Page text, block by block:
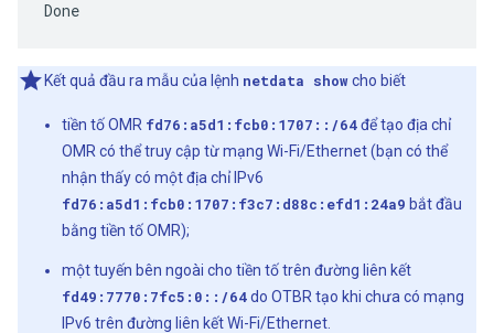
Kết quả đầu ra mẫu của lệnh netdata showcho biết
tiền tố OMR fd76:a5d1:fcb0:1707::/64để tạo địa chỉ
OMR có thể truy cập từ mạng Wi-Fi/Ethernet (bạn có thể
nhận thấy có một địa chỉ IPv6
fd76:a5d1:fcb0:1707:f3c7:d88c:efd1:24a9 bắt đầu
bằng tiền tố OMR);
một tuyến bên ngoài cho tiền tố trên đường liên kết
fd49:7770:7fc5:0::/64do OTBR tạo khi chưa có mạng
IPv6 trên đường liên kết Wi-Fi/Ethernet.